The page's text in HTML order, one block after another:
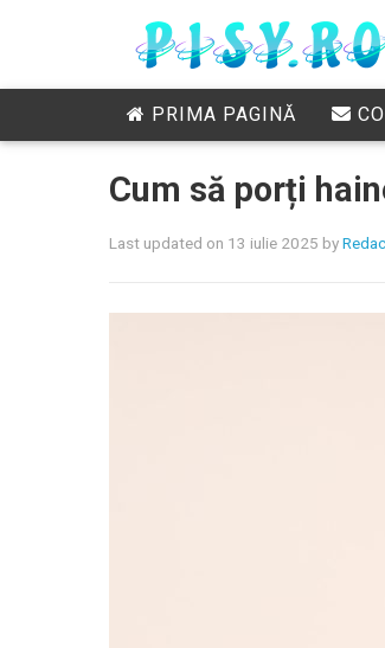
PRIMA PAGINĂ
Cum să porți
Last updated on 13 iulie 2025 by